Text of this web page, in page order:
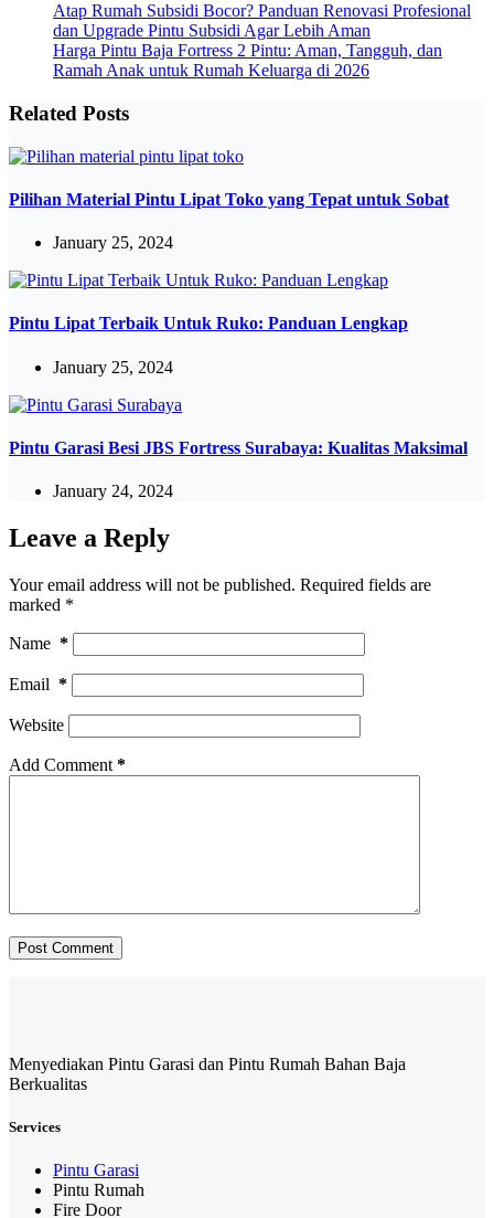
Atap Rumah Subsidi Bocor? Panduan Renovasi Profesional
dan Upgrade Pintu Subsidi Agar Lebih Aman
Harga Pintu Baja Fortress 2 Pintu: Aman, Tangguh, dan
Ramah Anak untuk Rumah Keluarga di 2026
Related Posts
Pilihan Material Pintu Lipat Toko yang Tepat untuk Sobat
January 25, 2024
Pintu Lipat Terbaik Untuk Ruko: Panduan Lengkap
January 25, 2024
Pintu Garasi Besi JBS Fortress Surabaya: Kualitas Maksimal
January 24, 2024
Leave a Reply
Your email address will not be published. Required fields are
marked *
Name *
Email *
Website
Add Comment *
Post Comment
Menyediakan Pintu Garasi dan Pintu Rumah Bahan Baja
Berkualitas
Services
Pintu Garasi
Pintu Rumah
Fire Door